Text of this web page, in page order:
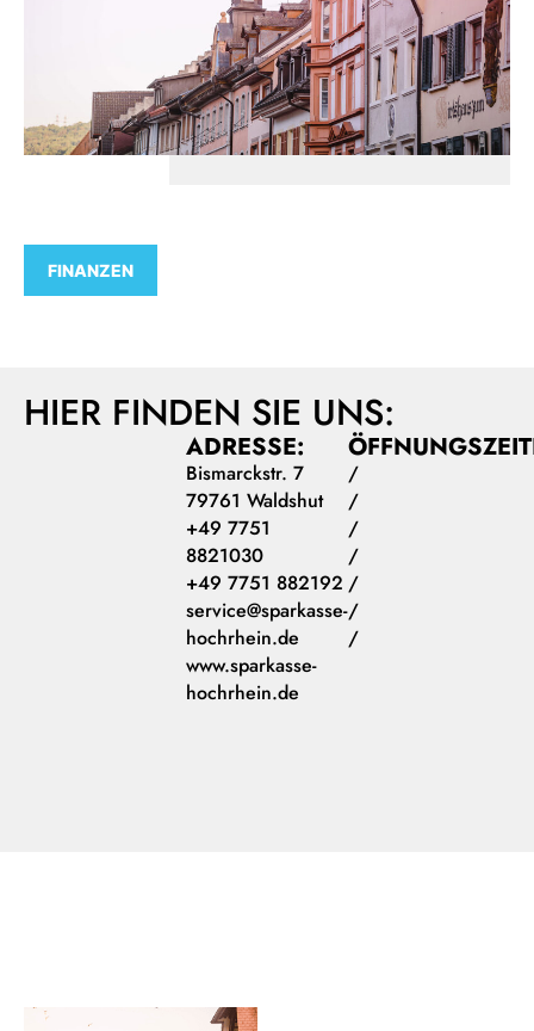
FINANZEN
HIER FINDEN SIE UNS:
ADRESSE:
Bismarckstr. 7
79761 Waldshut
+49 7751
8821030
+49 7751 882192
service@sparkasse-
hochrhein.de
www.sparkasse-
hochrhein.de
/
/
/
/
/
/
/